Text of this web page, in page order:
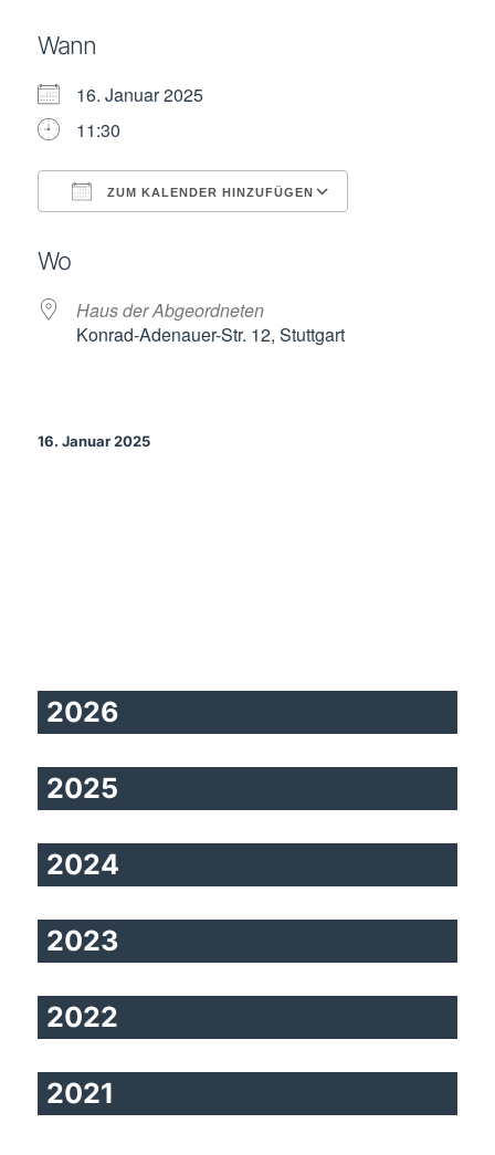
Wann
16. Januar 2025
11:30
ZUM KALENDER HINZUFÜGEN
Wo
Haus der Abgeordneten
Konrad-Adenauer-Str. 12, Stuttgart
16. Januar 2025
2026
2025
2024
2023
2022
2021